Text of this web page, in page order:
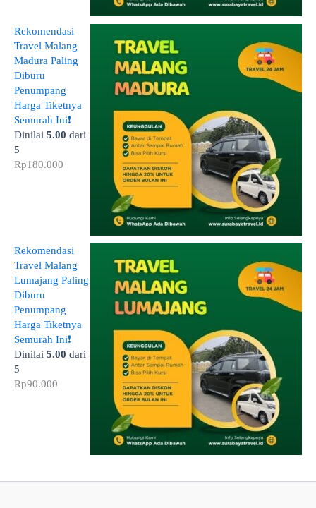
Rekomendasi
Travel Malang
Madura Paling
Diburu
Penumpang
Harga Tiketnya
Semurah Ini❗
Dinilai 5.00 dari
5
Rp180.000
Rekomendasi
Travel Malang
Lumajang Paling
Diburu
Penumpang
Harga Tiketnya
Semurah Ini❗
Dinilai 5.00 dari
5
Rp90.000